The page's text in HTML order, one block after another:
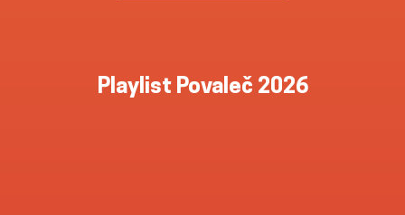
Playlist Povaleč 2026